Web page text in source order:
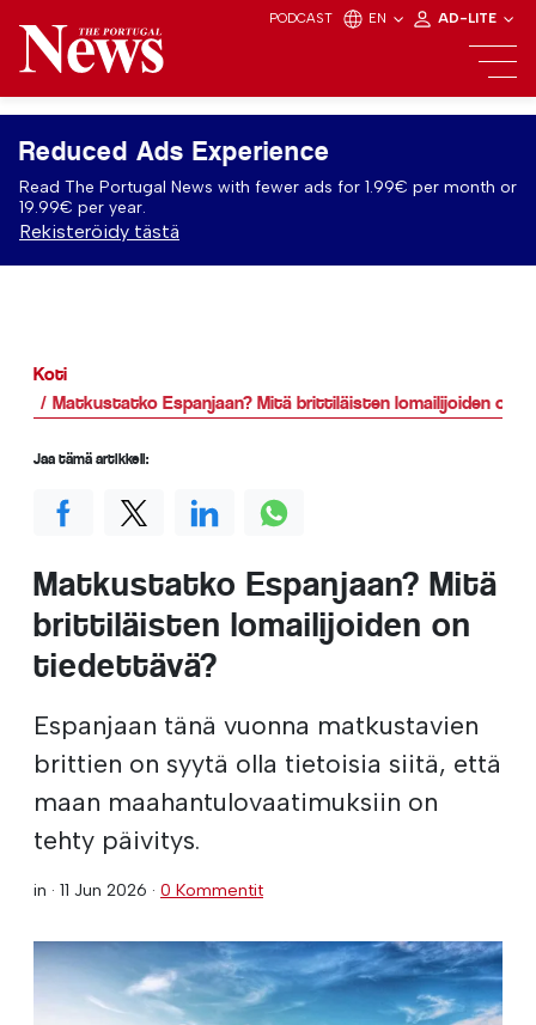
PODCAST EN AD-LITE
Reduced Ads Experience
Read The Portugal News with fewer ads for 1.99€ per month or
19.99€ per year.
Rekisteröidy tästä
Koti
Matkustatko Espanjaan? Mitä brittiläisten lomailijoiden on
Matkustatko Espanjaan? Mitä
brittiläisten lomailijoiden on
tiedettävä?
Espanjaan tänä vuonna matkustavien
brittien on syytä olla tietoisia siitä, että
maan maahantulovaatimuksiin on
tehty päivitys.
in · 11 Jun 2026 · 0 Kommentit
Jaa tämä artikkeli: